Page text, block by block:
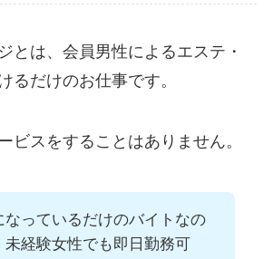
とは、会員男性によるエステ・
るだけのお仕事です。
ビスをすることはありません。
なっているだけのバイトなの
未経験女性でも即日勤務可